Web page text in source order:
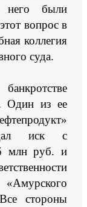
него были
вопрос в
коллегия
суда.
Один из ее
иск с
млн руб. и
стороны